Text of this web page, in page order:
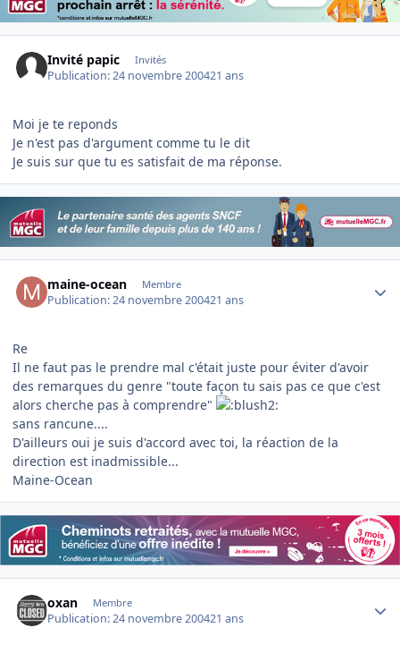
Invité papic Invités
Publication:24 novembre 200421 ans
Moi je te reponds
Je n'est pas d'argument comme tu le dit
Je suis sur que tu es satisfait de ma réponse.
maine-ocean Membre
Publication:24 novembre 200421 ans
Re
Il ne faut pas le prendre mal c'était juste pour éviter d'avoir
des remarques du genre "toute façon tu sais pas ce que c'est
alors cherche pas à comprendre"
sans rancune....
D'ailleurs oui je suis d'accord avec toi, la réaction de la
direction est inadmissible...
Maine-Ocean
oxan Membre
Publication:24 novembre 200421 ans